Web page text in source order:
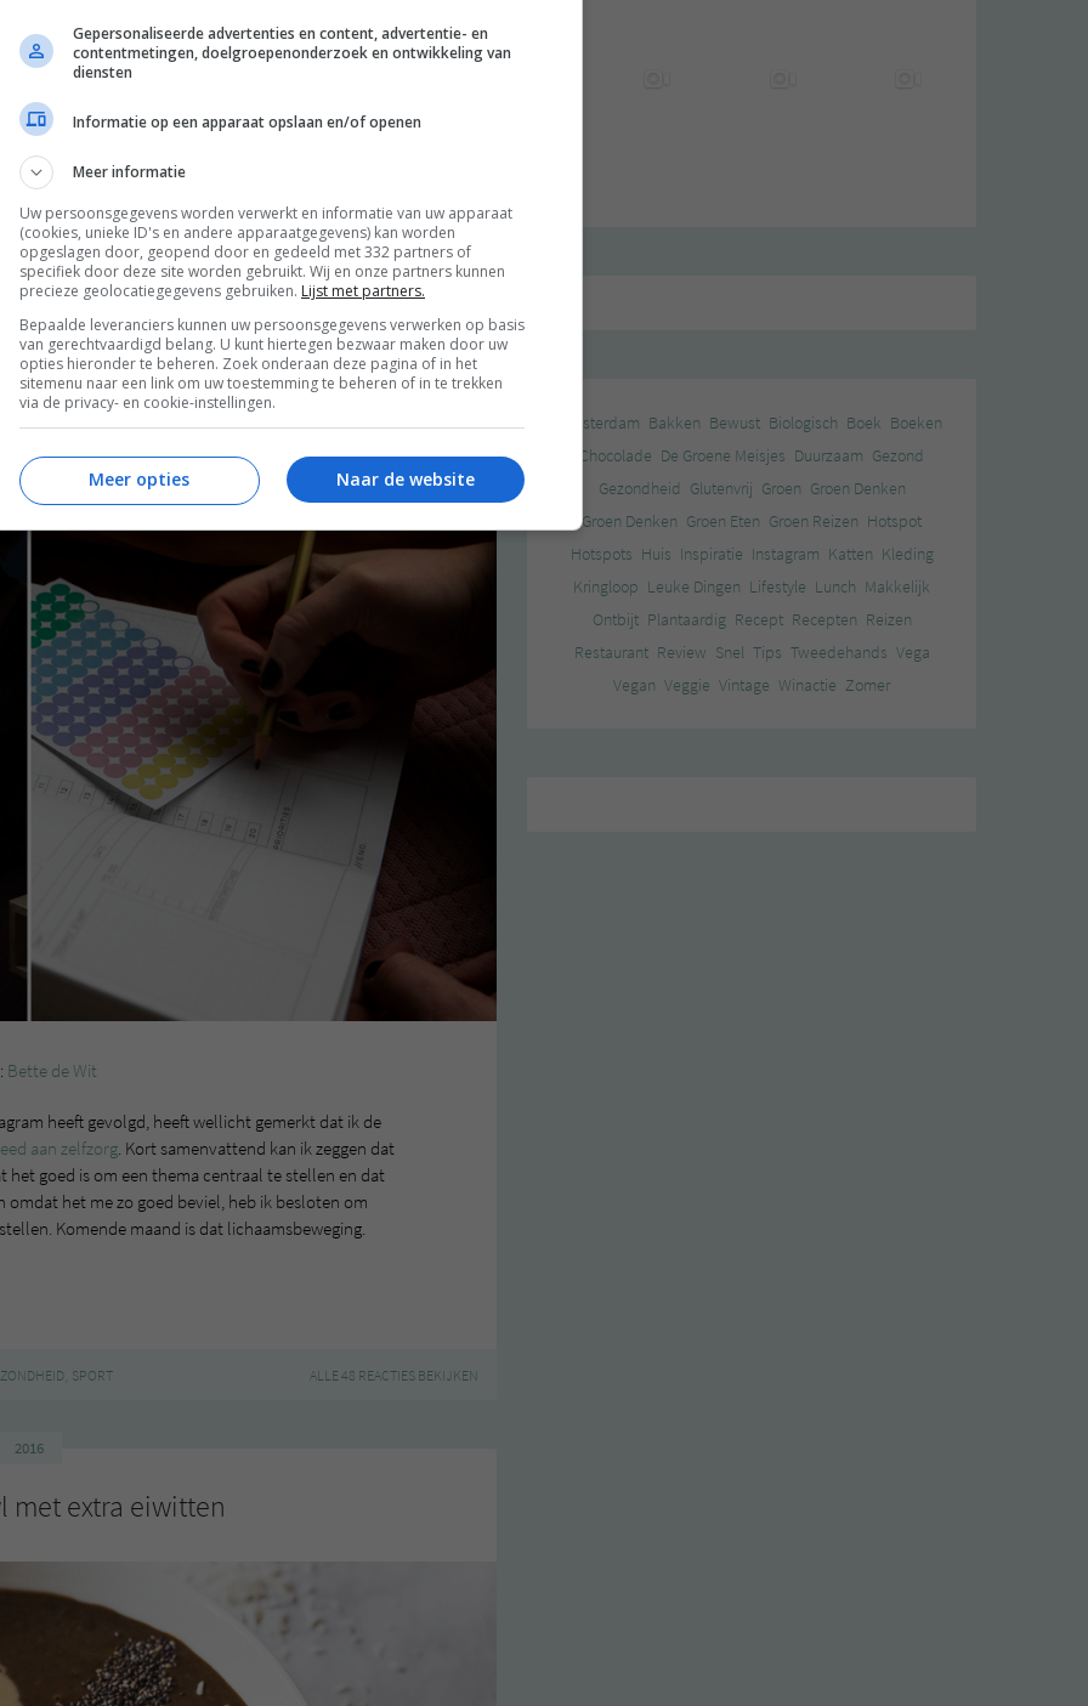
ALLE 11 REACTIES BEKIJKEN
2020
in februari
Bette de Wit
heeft gevolgd, heeft wellicht gemerkt dat ik de
aan zelfzorg. Kort samenvattend kan ik zeggen dat
het goed is om een thema centraal te stellen en dat
omdat het me zo goed beviel, heb ik besloten om
Komende maand is dat lichaamsbeweging.
, SPORT ALLE 48 REACTIES BEKIJKEN
2016
met extra eiwitten
Amsterdam Bakken Bewust Biologisch Boek Boeken
Chocolade De Groene Meisjes Duurzaam Gezond
Gezondheid Glutenvrij Groen Groen Denken
Groen Denken Groen Eten Groen Reizen Hotspot
Hotspots Huis Inspiratie Instagram Katten Kleding
Kringloop Leuke Dingen Lifestyle Lunch Makkelijk
Ontbijt Plantaardig Recept Recepten Reizen
Restaurant Review Snel Tips Tweedehands Vega
Vegan Veggie Vintage Winactie Zomer
Gepersonaliseerde advertenties en content, advertentie- en
contentmetingen, doelgroepenonderzoek en ontwikkeling van
diensten
Informatie op een apparaat opslaan en/of openen
Meer informatie
Uw persoonsgegevens worden verwerkt en informatie van uw apparaat
(cookies, unieke ID's en andere apparaatgegevens) kan worden
opgeslagen door, geopend door en gedeeld met 332 partners of
specifiek door deze site worden gebruikt. Wij en onze partners kunnen
precieze geolocatiegegevens gebruiken. Lijst met partners.
Bepaalde leveranciers kunnen uw persoonsgegevens verwerken op basis
van gerechtvaardigd belang. U kunt hiertegen bezwaar maken door uw
opties hieronder te beheren. Zoek onderaan deze pagina of in het
sitemenu naar een link om uw toestemming te beheren of in te trekken
via de privacy- en cookie-instellingen.
Naar de website
Meer opties